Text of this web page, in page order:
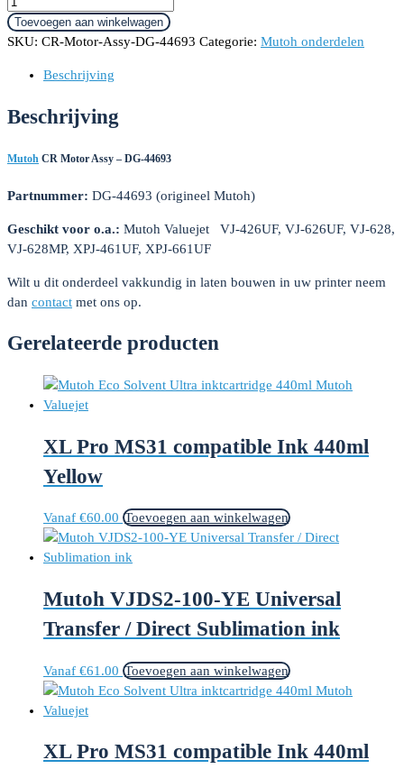
Motor
Assy
DG-
aantal
Toevoegen aan winkelwagen
SKU: CR-Motor-Assy-DG-44693 Categorie: Mutoh onderdelen
Beschrijving
Beschrijving
Mutoh CR Motor Assy – DG-44693
Partnummer: DG-44693 (origineel Mutoh)
Geschikt voor o.a.: Mutoh Valuejet VJ-426UF, VJ-626UF, VJ-628,
VJ-628MP, XPJ-461UF, XPJ-661UF
Wilt u dit onderdeel vakkundig in laten bouwen in uw printer neem
dan contact met ons op.
Gerelateerde producten
XL Pro MS31 compatible Ink 440ml
Yellow
Vanaf €60.00 Toevoegen aan winkelwagen
Mutoh VJDS2-100-YE Universal
Transfer / Direct Sublimation ink
Vanaf €61.00 Toevoegen aan winkelwagen
XL Pro MS31 compatible Ink 440ml